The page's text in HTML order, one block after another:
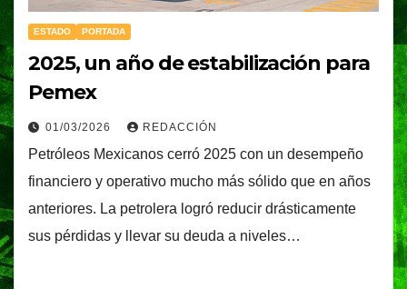
ESTADO PORTADA
2025, un año de estabilización para
Pemex
01/03/2026 REDACCIÓN
Petróleos Mexicanos cerró 2025 con un desempeño
financiero y operativo mucho más sólido que en años
anteriores. La petrolera logró reducir drásticamente
sus pérdidas y llevar su deuda a niveles…